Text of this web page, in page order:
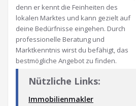
denn er kennt die Feinheiten des
lokalen Marktes und kann gezielt auf
deine Bedürfnisse eingehen. Durch
professionelle Beratung und
Marktkenntnis wirst du befähigt, das
bestmögliche Angebot zu finden.
Nützliche Links:
Immobilienmakler